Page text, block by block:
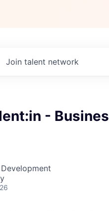
Join talent network
-